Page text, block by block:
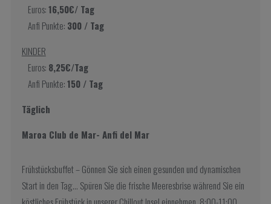
Euros:16,50€/ Tag
Anfi Punkte: 300 / Tag
KINDER
Euros: 8,25€/Tag
Anfi Punkte:150 / Tag
Täglich
Maroa Club de Mar- Anfi del Mar
Frühstücksbuffet – Gönnen Sie sich einen gesunden und dynamischen
Start in den Tag… Spüren Sie die frische Meeresbrise während Sie ein